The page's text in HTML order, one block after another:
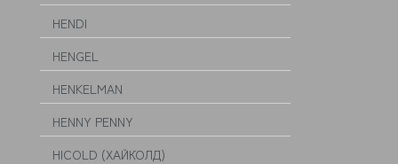
HENDI
HENGEL
HENKELMAN
HENNY PENNY
HICOLD (ХАЙКОЛД)